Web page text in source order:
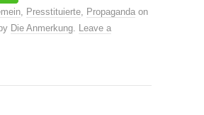
, Presstituierte, Propaganda on
by Die Anmerkung. Leave a